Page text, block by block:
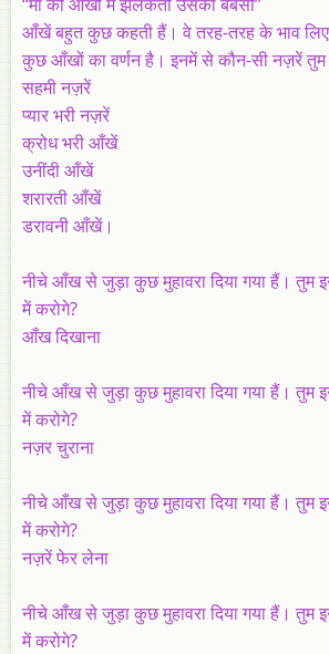
आँखें बहुत कुछ कहती हैं। वे तरह-तरह के भाव लिए
कुछ आँखों का वर्णन है। इनमें से कौन-सी नज़रें तुम
सहमी नज़रें
प्यार भरी नज़रें
क्रोध भरी आँखें
उनींदी आँखें
शरारती आँखें
डरावनी आँखें।
नीचे आँख से जुड़ा कुछ मुहावरा दिया गया हैं। तुम
में करोगे?
आँख दिखाना
नीचे आँख से जुड़ा कुछ मुहावरा दिया गया हैं। तुम
में करोगे?
नज़र चुराना
नीचे आँख से जुड़ा कुछ मुहावरा दिया गया हैं। तुम
में करोगे?
नज़रें फेर लेना
नीचे आँख से जुड़ा कुछ मुहावरा दिया गया हैं। तुम
में करोगे?